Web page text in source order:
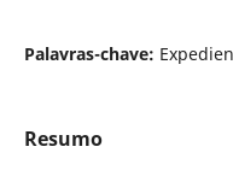
Palavras-chave:
Resumo